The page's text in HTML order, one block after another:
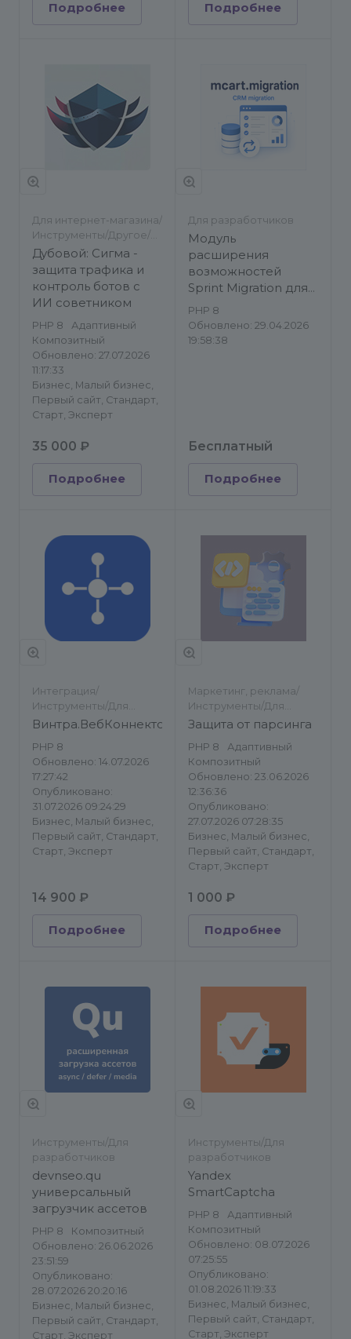
Подробнее Подробнее
Для интернет-магазина/
Инструменты/Другое/
Для разработчиков
Дубовой: Сигма -
защита трафика и
контроль ботов с
ИИ советником
PHP 8
Адаптивный
Композитный
Обновлено: 27.07.2026
11:17:33
Бизнес, Малый бизнес,
Первый сайт, Стандарт,
Старт, Эксперт
35 000 ₽
Подробнее
Для разработчиков
Модуль
расширения
возможностей
Sprint Migration для
CRM Bitrix24
PHP 8
Обновлено: 29.04.2026
19:58:38
Бесплатный
Подробнее
Интеграция/
Инструменты/Для
разработчиков/Другое
Винтра.ВебКоннектор
PHP 8
Обновлено: 14.07.2026
17:27:42
Опубликовано:
31.07.2026 09:24:29
Бизнес, Малый бизнес,
Первый сайт, Стандарт,
Старт, Эксперт
14 900 ₽
Подробнее
Маркетинг, реклама/
Инструменты/Для
разработчиков/SEO
Защита от парсинга
PHP 8
Адаптивный
Композитный
Обновлено: 23.06.2026
12:36:36
Опубликовано:
27.07.2026 07:28:35
Бизнес, Малый бизнес,
Первый сайт, Стандарт,
Старт, Эксперт
1 000 ₽
Подробнее
Инструменты/Для
разработчиков
devnseo.qu
универсальный
загрузчик ассетов
PHP 8
Композитный
Обновлено: 26.06.2026
23:51:59
Опубликовано:
28.07.2026 20:20:16
Бизнес, Малый бизнес,
Первый сайт, Стандарт,
Старт, Эксперт
Инструменты/Для
разработчиков
Yandex
SmartCaptcha
PHP 8
Адаптивный
Композитный
Обновлено: 08.07.2026
07:25:55
Опубликовано:
01.08.2026 11:19:33
Бизнес, Малый бизнес,
Первый сайт, Стандарт,
Старт, Эксперт